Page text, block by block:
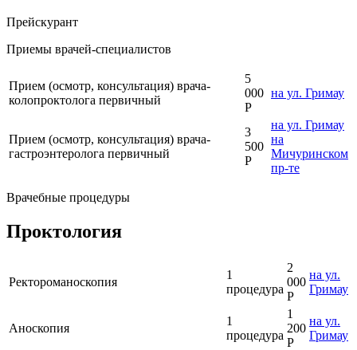
Прейскурант
Приемы врачей-специалистов
Прием (осмотр, консультация) врача-
колопроктолога первичный
5
000
Р
на ул. Гримау
Прием (осмотр, консультация) врача-
гастроэнтеролога первичный
3
500
Р
на ул. Гримау
на
Мичуринском
пр-те
Врачебные процедуры
Проктология
Ректороманоскопия
1
процедура
2
000
Р
на ул.
Гримау
Аноскопия
1
процедура
1
200
Р
на ул.
Гримау